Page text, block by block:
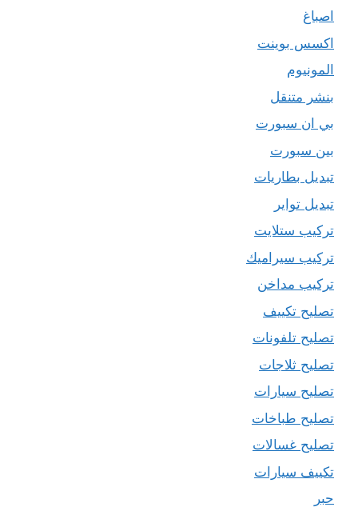
اصباغ
اكسس بوينت
المونيوم
بنشر متنقل
بي ان سبورت
بين سبورت
تبديل بطاريات
تبديل تواير
تركيب ستلايت
تركيب سيراميك
تركيب مداخن
تصليح تكييف
تصليح تلفونات
تصليح ثلاجات
تصليح سيارات
تصليح طباخات
تصليح غسالات
تكييف سيارات
حبر